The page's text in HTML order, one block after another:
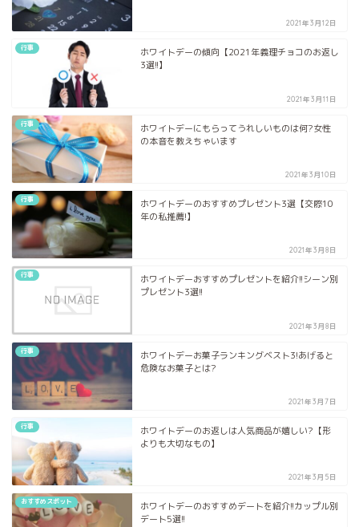
2021年3月12日
行事
ホワイトデーの傾向【2021年義理チョコのお返し
3選!!】
2021年3月11日
行事
ホワイトデーにもらってうれしいものは何?女性
の本音を教えちゃいます
2021年3月10日
行事
ホワイトデーのおすすめプレゼント3選【交際10
年の私推薦!】
2021年3月8日
行事
ホワイトデーおすすめプレゼントを紹介!!シーン別
プレゼント3選!!
2021年3月8日
行事
ホワイトデーお菓子ランキングベスト3!あげると
危険なお菓子とは?
2021年3月7日
行事
ホワイトデーのお返しは人気商品が嬉しい?【形
よりも大切なもの】
2021年3月5日
おすすめスポット
ホワイトデーのおすすめデートを紹介!!カップル別
デート5選!!